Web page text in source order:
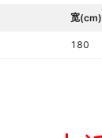
宽(cm)
180